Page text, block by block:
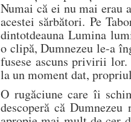
Numai că ei nu mai erau
acestei sărbători. Pe
dintotdeauna Lumina
o clipă, Dumnezeu le-a
fusese ascuns privirii
la un moment dat,
O rugăciune care îi
descoperă că